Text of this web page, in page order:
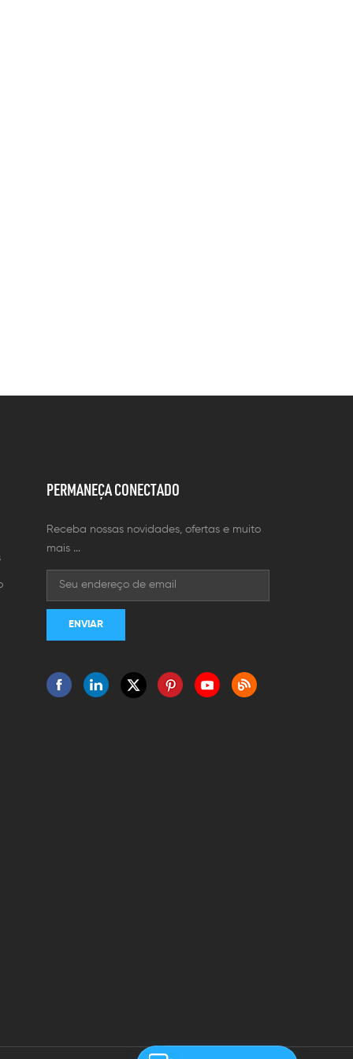
PERMANEÇA CONECTADO
Receba nossas novidades, ofertas e muito
mais ...